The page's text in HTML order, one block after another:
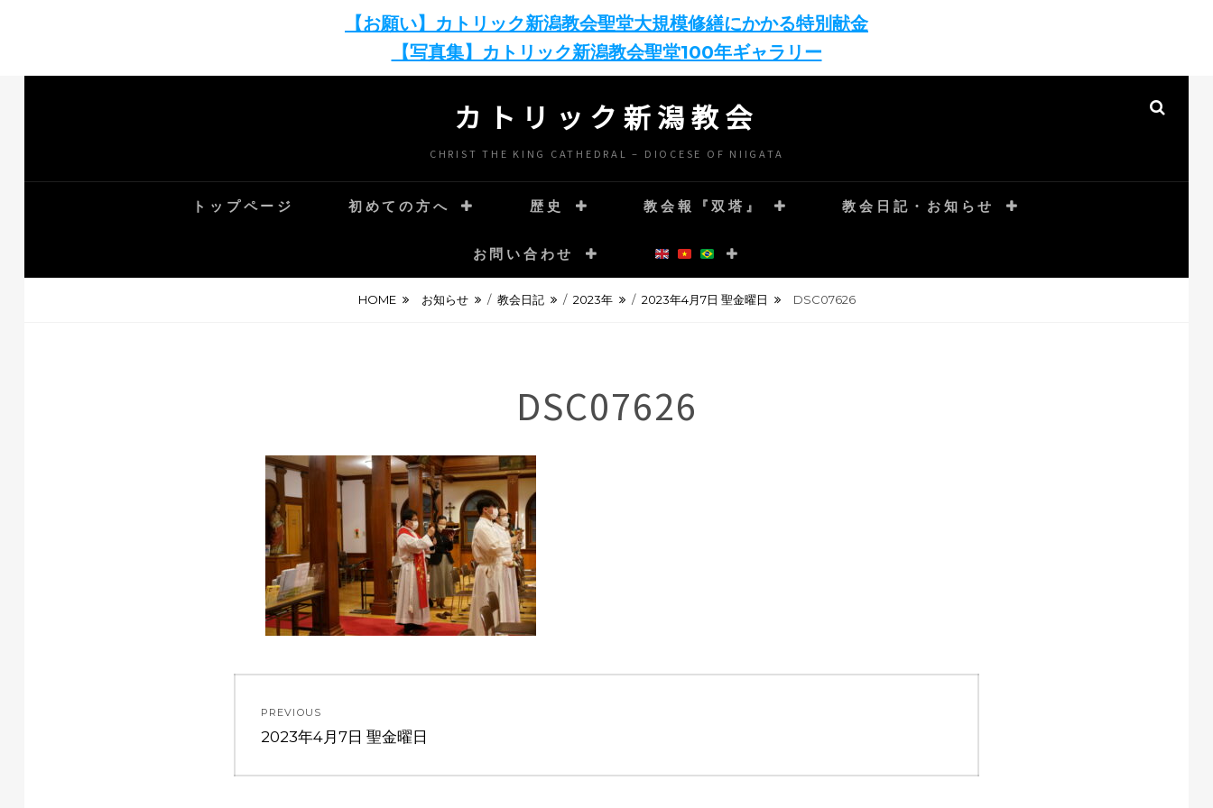
【お願い】カトリック新潟教会聖堂大規模修繕にかかる特別献金
【写真集】カトリック新潟教会聖堂100年ギャラリー
カトリック新潟教会
CHRIST THE KING CATHEDRAL – DIOCESE OF NIIGATA
トップページ 初めての方へ 歴史 教会報『双塔』 教会日記・お知らせ
お問い合わせ
HOME お知らせ / 教会日記 / 2023年 / 2023年4月7日 聖金曜日 DSC07626
DSC07626
稿
ナ
PREVIOUS
Previous
2023年4月7日 聖金曜日